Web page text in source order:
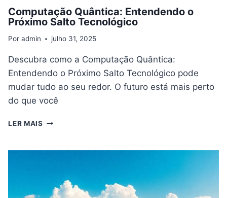
Computação Quântica: Entendendo o
Próximo Salto Tecnológico
Por admin julho 31, 2025
Descubra como a Computação Quântica:
Entendendo o Próximo Salto Tecnológico pode
mudar tudo ao seu redor. O futuro está mais perto
do que você
LER MAIS COMPUTAÇÃO
O
TECNOLÓGICO